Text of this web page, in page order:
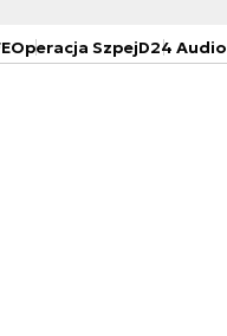
Operacja SzpejD24 Audio